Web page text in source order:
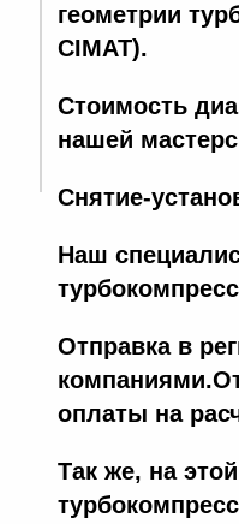
геометрии
CIMAT).
Стоимость
нашей
Снятие-
Наш
Отправка в
оплаты на
Tак же, на